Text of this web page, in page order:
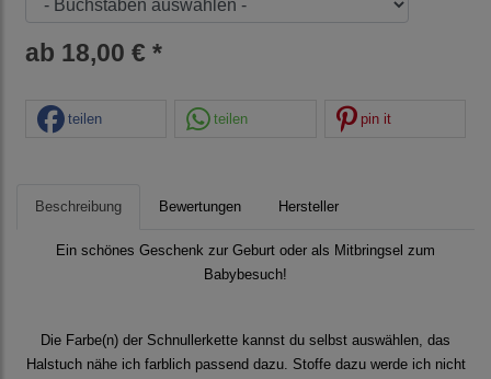
ab 18,00 € *
teilen teilen pin it
Beschreibung Bewertungen Hersteller
Ein schönes Geschenk zur Geburt oder als Mitbringsel zum
Babybesuch!
Die Farbe(n) der Schnullerkette kannst du selbst auswählen, das
Halstuch nähe ich farblich passend dazu. Stoffe dazu werde ich nicht